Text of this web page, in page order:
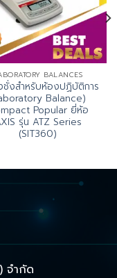
BALANCES
ชั่งสำหรับห้องปฏิบัติการ
Balance)
Popular ยี่ห้อ
รุ่น ATZ Series
(SIT360)
จำกัด